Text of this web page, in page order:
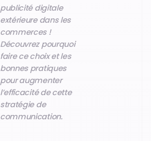
publicité digitale
extérieure dans les
commerces !
Découvrez pourquoi
faire ce choix et les
bonnes pratiques
pour augmenter
l’efficacité de cette
stratégie de
communication.